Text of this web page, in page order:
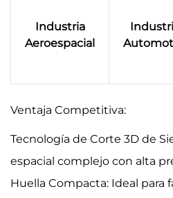
Industria
Aeroespacial
Ventaja Competitiva:
Tecnología de Corte 3D de
espacial complejo con alta
Huella Compacta: Ideal para